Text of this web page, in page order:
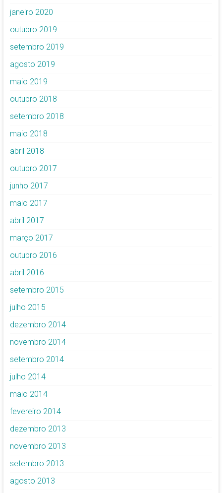
janeiro 2020
outubro 2019
setembro 2019
agosto 2019
maio 2019
outubro 2018
setembro 2018
maio 2018
abril 2018
outubro 2017
junho 2017
maio 2017
abril 2017
março 2017
outubro 2016
abril 2016
setembro 2015
julho 2015
dezembro 2014
novembro 2014
setembro 2014
julho 2014
maio 2014
fevereiro 2014
dezembro 2013
novembro 2013
setembro 2013
agosto 2013